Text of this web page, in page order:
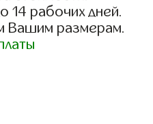
14 рабочих дней.
Вашим размерам.